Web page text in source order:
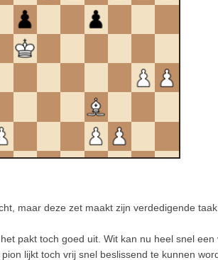
maar deze zet maakt zijn verdedigende taak
pakt toch goed uit. Wit kan nu heel snel
lijkt toch vrij snel beslissend te kunnen